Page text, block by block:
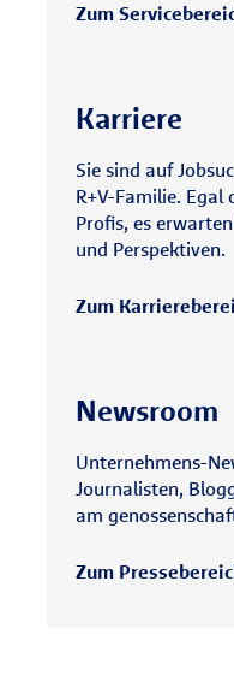
Zum
Karriere
Sie sind auf
R+V-Familie.
Profis, es
und Perspektiven.
Zum
Newsroom
Unternehmens-
Journalisten,
am
Zum